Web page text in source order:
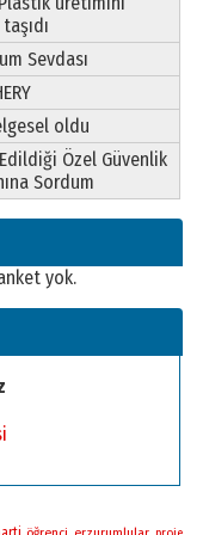
Sevdası
oldu
Özel Güvenlik
Sordum
yok.